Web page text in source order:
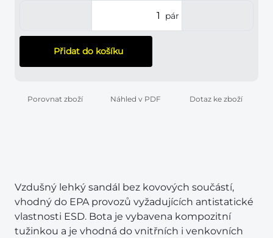
pár
Přidat do košíku
Porovnat zboží Náhled v PDF Dotaz ke zboží
Vzdušný lehký sandál bez kovových součástí,
vhodný do EPA provozů vyžadujících antistatické
vlastnosti ESD. Bota je vybavena kompozitní
tužinkou a je vhodná do vnitřních i venkovních